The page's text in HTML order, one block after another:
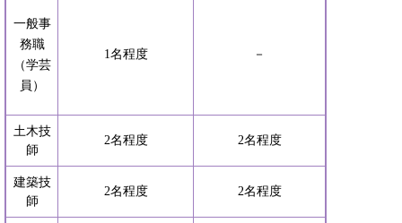
一般事
務職
（学芸
員）
1名程度 －
土木技
師
2名程度 2名程度
建築技
師
2名程度 2名程度